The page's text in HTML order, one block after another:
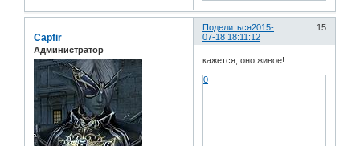
Поделиться 15
2015-
07-18 18:11:12
Capfir
Администратор
кажется, оно живое!
0